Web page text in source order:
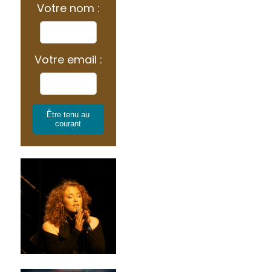
Votre nom :
Votre email :
Être tenu au
courant